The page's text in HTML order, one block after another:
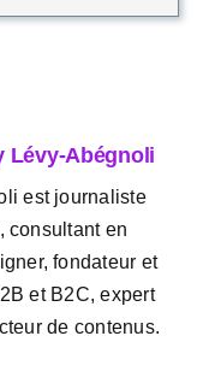
Lévy-Abégnoli
est journaliste
consultant en
fondateur et
et B2C, expert
de contenus.